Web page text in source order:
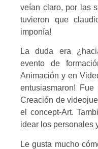
veían claro, por las
tuvieron que
imponía!
La duda era
evento de
Animación y en
entusiasmaron!
Creación de
el concept-Art.
idear los personales
Le gusta mucho